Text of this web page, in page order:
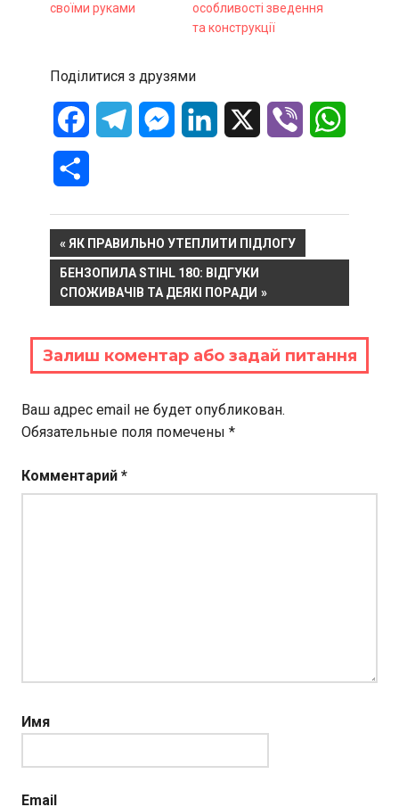
своїми руками
особливості зведення
та конструкції
Поділитися з друзями
FacebookTelegramMessenger
LinkedIn Viber
Навигация
по
записям
PREVIOUS
POST:
ЯК ПРАВИЛЬНО УТЕПЛИТИ ПІДЛОГУ
NEXT
POST:
БЕНЗОПИЛА STIHL 180: ВІДГУКИ
СПОЖИВАЧІВ ТА ДЕЯКІ ПОРАДИ
Залиш коментар або задай питання
Ваш адрес email не будет опубликован.
Обязательные поля помечены *
Комментарий *
Имя
Email